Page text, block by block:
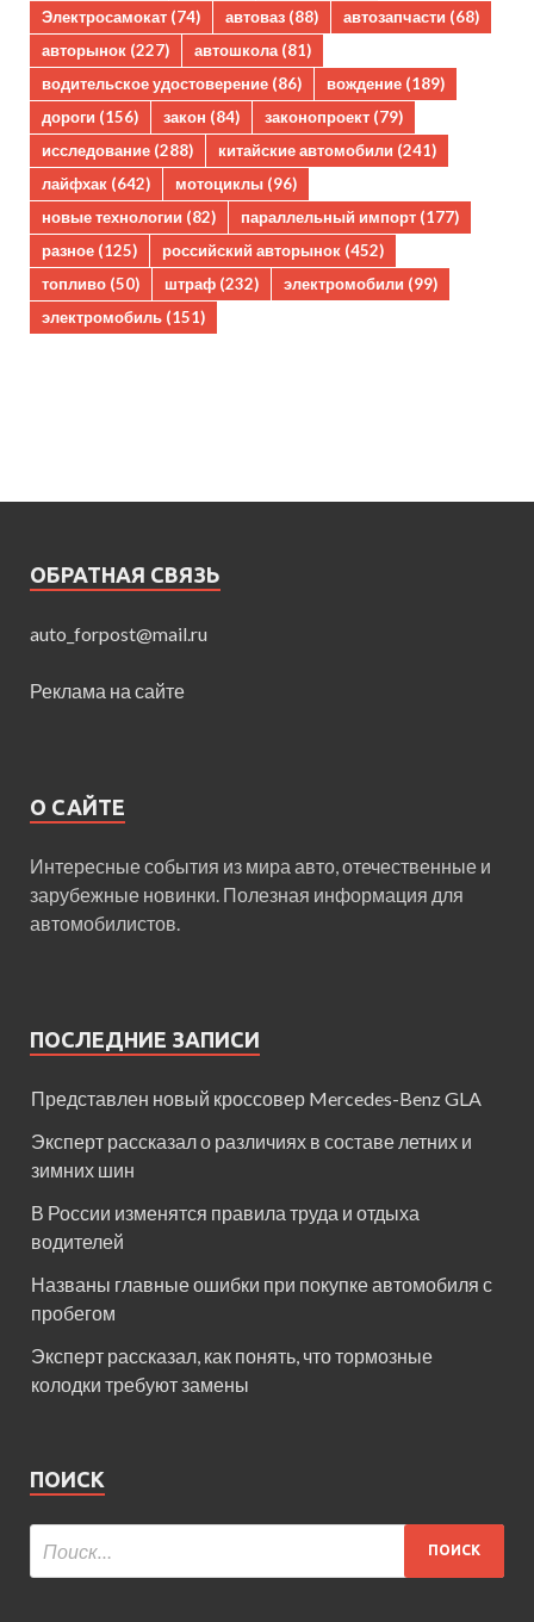
Электросамокат (74) автоваз (88) автозапчасти (68)
авторынок (227) автошкола (81)
водительское удостоверение (86) вождение (189)
дороги (156) закон (84) законопроект (79)
исследование (288) китайские автомобили (241)
лайфхак (642) мотоциклы (96)
новые технологии (82) параллельный импорт (177)
разное (125) российский авторынок (452)
топливо (50) штраф (232) электромобили (99)
электромобиль (151)
ОБРАТНАЯ СВЯЗЬ
auto_forpost@mail.ru
Реклама на сайте
О САЙТЕ
Интересные события из мира авто, отечественные и
зарубежные новинки. Полезная информация для
автомобилистов.
ПОСЛЕДНИЕ ЗАПИСИ
Представлен новый кроссовер Mercedes-Benz GLA
Эксперт рассказал о различиях в составе летних и
зимних шин
В России изменятся правила труда и отдыха
водителей
Названы главные ошибки при покупке автомобиля с
пробегом
Эксперт рассказал, как понять, что тормозные
колодки требуют замены
ПОИСК